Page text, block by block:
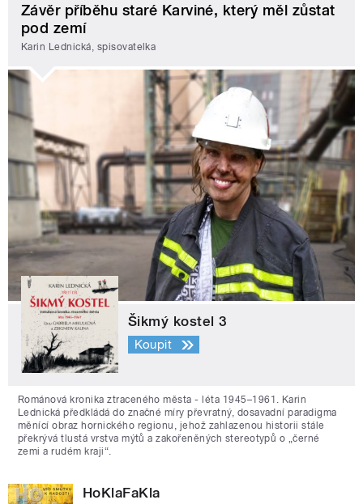
Závěr příběhu staré Karviné, který měl zůstat
pod zemí
Karin Lednická, spisovatelka
Šikmý kostel 3
Koupit
Románová kronika ztraceného města - léta 1945–1961. Karin
Lednická předkládá do značné míry převratný, dosavadní paradigma
měnící obraz hornického regionu, jehož zahlazenou historii stále
překrývá tlustá vrstva mýtů a zakořeněných stereotypů o „černé
zemi a rudém kraji“.
HoKlaFaKla